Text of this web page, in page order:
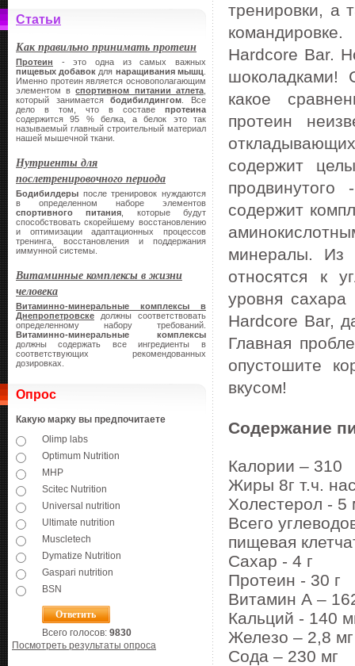
Статьи
Как правильно принимать протеин
Протеин - это одна из самых важных
пищевых добавок для наращивания мышц
Именно протеин является основополагающим
элементом вспортивном питании атлета
который занимаетсябодибилдингом . Все
дело в том, что в составе протеина
содержится 95 % белка, а белок это так
называемый главный строительный материал
нашей мышечной ткани.
Нутриенты для
послетренировочного периода
Бодибилдеры после тренировок нуждаются
в определенном наборе элементов
спортивного питания , которые будут
способствовать скорейшему восстановлению
и оптимизации адаптационных процессов
тренинга, восстановления и поддержания
иммунной системы.
Витаминные комплексы в жизни
человека
Витаминно-минеральные комплексы в
Днепропетровске должны соответствовать
определенному набору требований.
Витаминно-минеральные комплексы
должны содержать все ингредиенты в
соответствующих рекомендованных
дозировках.
Опрос
Какую марку вы предпочитаете
Olimp labs
Optimum Nutrition
MHP
Scitec Nutrition
Universal nutrition
Ultimate nutrition
Muscletech
Dymatize Nutrition
Gaspari nutrition
BSN
Всего голосов: 9830
Посмотреть результаты опроса
тренировки, а
Hardcore Bar.
шоколадками!
какое
протеин
содержит
содержит
минералы. Из
относятся к
уровня
Hardcore Bar,
Главная
опустошите
вкусом!
Содержание
Калории – 310
Жиры 8г т.ч.
Холестерол - 5
Всего
пищевая
Сахар - 4 г
Протеин - 30 г
Витамин А –
Кальций - 140
Железо – 2,8
Сода – 230 мг